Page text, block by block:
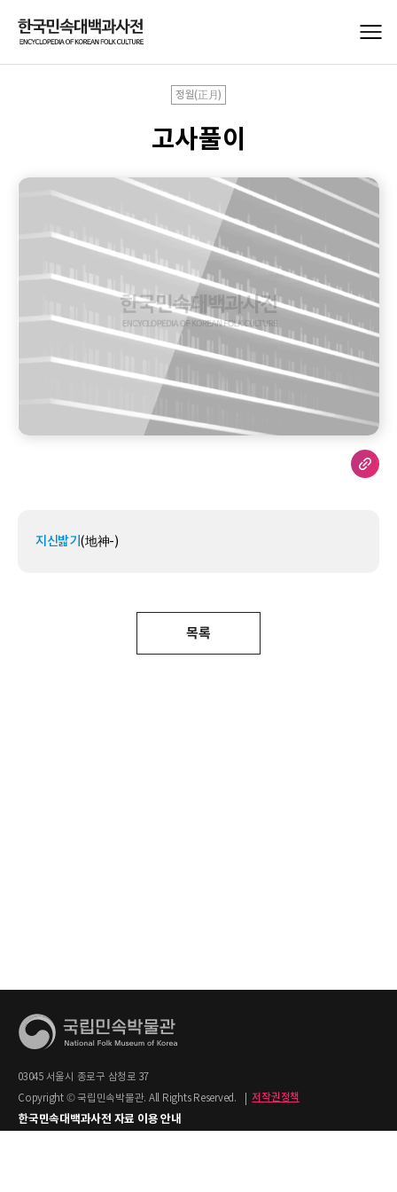
정월(正月)
고사풀이
지신밟기 (地神-)
목록
03045 서울시 종로구 삼청로 37
Copyright © 국립민속박물관. All Rights Reserved.
저작권정책
한국민속대백과사전 자료 이용 안내